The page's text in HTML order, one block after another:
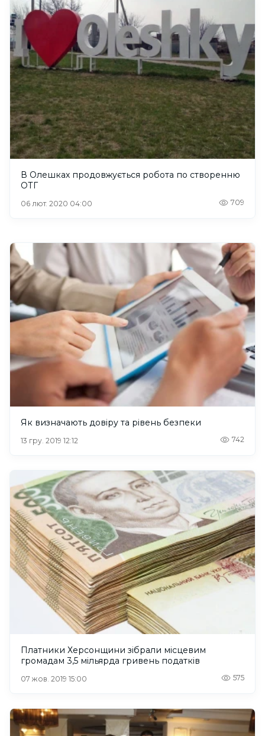
В Олешках продовжується робота по створенню
ОТГ
06 лют. 2020 04:00 709
Як визначають довіру та рівень безпеки
13 гру. 2019 12:12 742
Платники Херсонщини зібрали місцевим
громадам 3,5 мільярда гривень податків
07 жов. 2019 15:00 575